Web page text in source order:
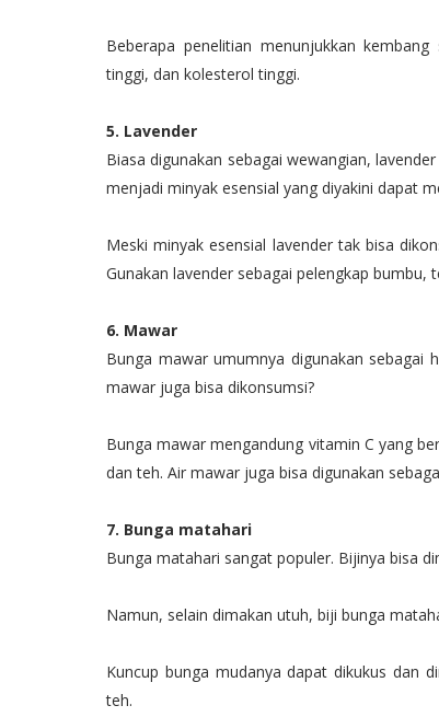
Beberapa penelitian menunjukkan
tinggi, dan kolesterol tinggi.
5. Lavender
Biasa digunakan sebagai wewangian,
menjadi minyak esensial yang diyakini dapat
Meski minyak esensial lavender tak bisa
Gunakan lavender sebagai pelengkap
6. Mawar
Bunga mawar umumnya digunakan sebagai
mawar juga bisa dikonsumsi?
Bunga mawar mengandung vitamin C yang
dan teh. Air mawar juga bisa digunakan
7. Bunga matahari
Bunga matahari sangat populer. Bijinya bisa
Namun, selain dimakan utuh, biji bunga
Kuncup bunga mudanya dapat dikukus dan
teh.